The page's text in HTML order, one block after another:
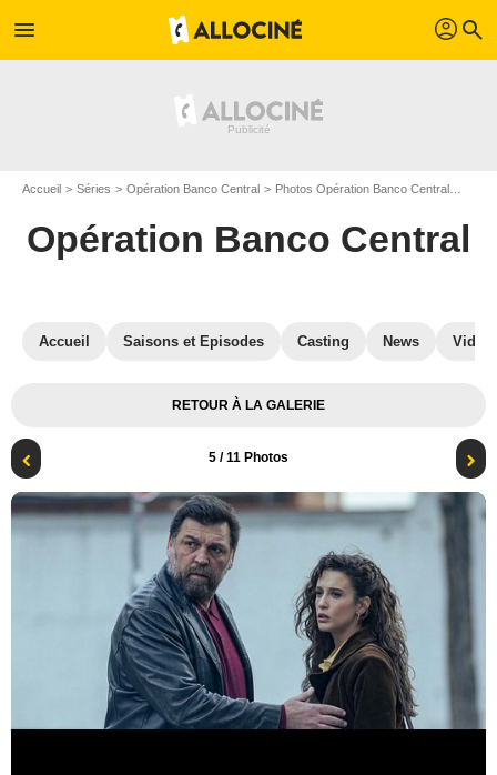
menu profil search
Accueil Séries Opération Banco Central Photos Opération Banco Central
Opération Banco Central
Accueil Saisons et Episodes Casting News
RETOUR À LA GALERIE
5 / 11 Photos